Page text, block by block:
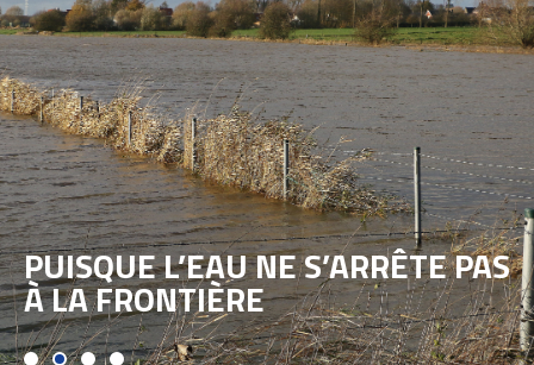
PUISQUE L’EAU NE S’ARRÊTE PAS
À LA FRONTIÈRE